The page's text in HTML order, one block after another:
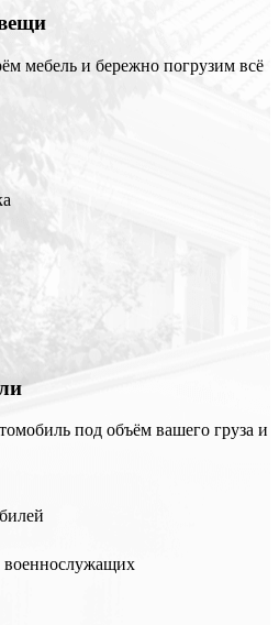
мебель и бережно погрузим всё
под объём вашего груза и
военнослужащих